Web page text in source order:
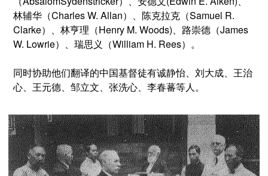
林辅华（Charles W. Allan）、陈克拉克（Samuel R.
Clarke）、林亨理（Henry M. Woods)、路崇德（James
W. Lowrie）、瑞思义（William H. Rees）。
同时协助他们翻译的中国基督徒有诚静怡、刘大成、王治
心、王元德、邹立文、张洗心、李春蕃等人。